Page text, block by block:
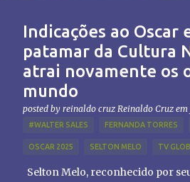
Indicações ao Oscar
patamar da Cultura
atrai novamente os
mundo
posted by reinaldo cruz Reinaldo Cruz em
#WALTER SALES FERNANDA TORRES
OSCAR 2025 SELTON MELO TV
Selton Melo, reconhecido por